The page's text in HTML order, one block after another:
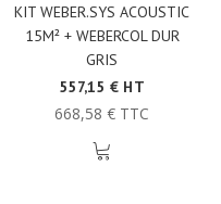
KIT WEBER.SYS ACOUSTIC
15M² + WEBERCOL DUR
GRIS
557,15 € HT
668,58 € TTC